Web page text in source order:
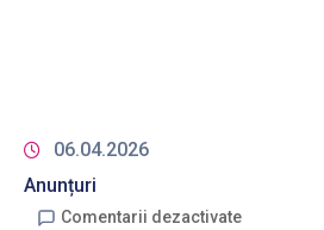
06.04.2026
Anunțuri
Comentarii dezactivate